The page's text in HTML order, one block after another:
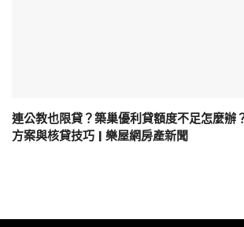
連公教也限貸？築巢優利貸額度不足怎麼辦
方案與核貸技巧 | 樂屋網房產新聞